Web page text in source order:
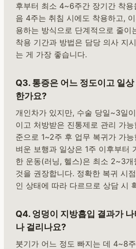
후부터 최소 4~6주간 장기간 착용
음 4주는 취침 시에도 착용하고,
용하는 방식으로 단계적으로 줄이
착용 기간과 방법은 담당 의사 지
는 게 가장 좋습니다.
Q3. 통증은 어느 정도이고 일
한가요?
개인차가 있지만, 수술 당일~3일
이고 처방받은 진통제로 관리 가
준으로 1~2주 후 업무 복귀가 가
벼운 보행과 일상은 1주 이후부터
한 운동(러닝, 헬스)은 최소 2~3개
것을 권장합니다. 정확한 복귀 시
인 상태에 따라 다르므로 상담 시
Q4. 엉덩이 지방흡입 결과가
나 걸리나요?
붓기가 어느 정도 빠지는 데 4~8